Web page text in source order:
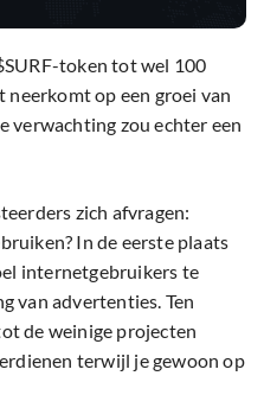
token tot wel 100
neerkomt op een groei van
verwachting zou echter een
zich afvragen:
In de eerste plaats
internetgebruikers te
van advertenties. Ten
de weinige projecten
terwijl je gewoon op